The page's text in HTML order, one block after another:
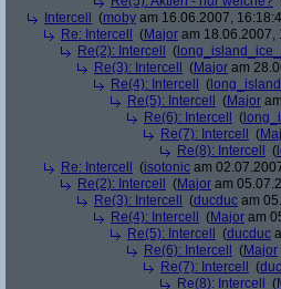
Intercell
(moby am 16.06.2007,
Re: Intercell
(Major am 18.06.2007,
Re(2): Intercell
(
Re(3): Intercell
(Major am
Re(4): Intercell
(
Re(5): Intercell
(Major
Re(6): Intercell
(
Re(7): Intercell
(
Re(8): Intercell
(
Re: Intercell
(isotonic am
Re(2): Intercell
(Major am
Re(3): Intercell
(ducduc am
Re(4): Intercell
(Major am
Re(5): Intercell
(ducduc
Re(6): Intercell
(Major
Re(7): Intercell
(
Re(8): Intercell
(